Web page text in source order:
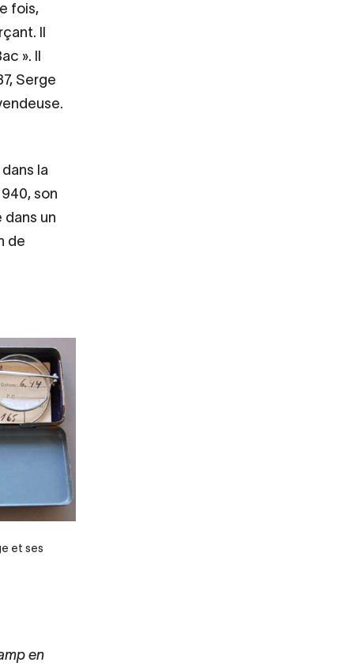
fois,
Il
». Il
Serge
la
son
dans un
de
et ses
en